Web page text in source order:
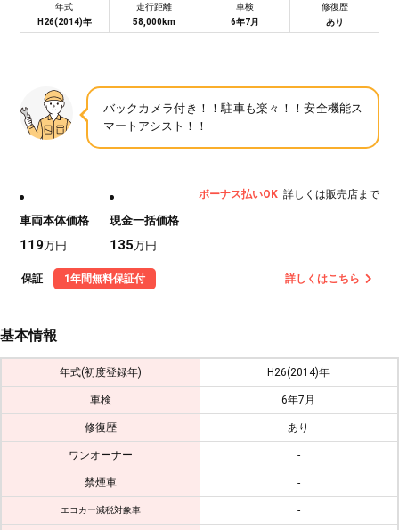
年式
H26(2014)年
走行距離
58,000km
車検
6年7月
修復歴
あり
バックカメラ付き！！駐車も楽々！！安全機能ス
マートアシスト！！
車両本体価格
119万円
現金一括価格
135万円
ボーナス払いOK 詳しくは販売店まで
保証 1年間無料保証付 詳しくはこちら
基本情報
年式(初度登録年) H26(2014)年
車検 6年7月
修復歴 あり
ワンオーナー -
禁煙車 -
エコカー減税対象車 -